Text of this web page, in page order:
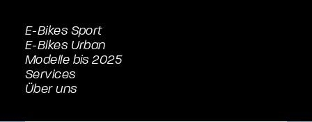
E-Bikes Sport
E-Bikes Urban
Modelle bis 2025
Services
Über uns